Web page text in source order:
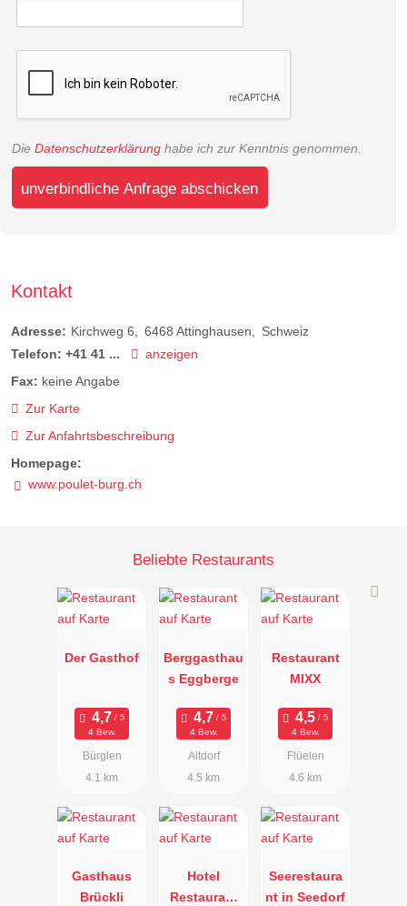
Die Datenschutzerklärung habe ich zur Kenntnis genommen.
unverbindliche Anfrage abschicken
Kontakt
Adresse: Kirchweg 6 6468 Attinghausen
Schweiz
Telefon: +41 41 ...
anzeigen
Fax: keine Angabe
Zur Karte
Zur Anfahrtsbeschreibung
Homepage:
www.poulet-burg.ch
Beliebte Restaurants
Der Gasthof
4 Bew.
Bürglen
4.1 km
Berggasthau
s Eggberge
4 Bew.
Altdorf
4.5 km
Restaurant
MIXX
4 Bew.
Flüelen
4.6 km
Gasthaus
Brückli
Hotel
Restaurant
Seerestaura
nt in Seedorf